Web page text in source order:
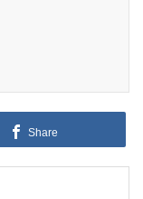
Share